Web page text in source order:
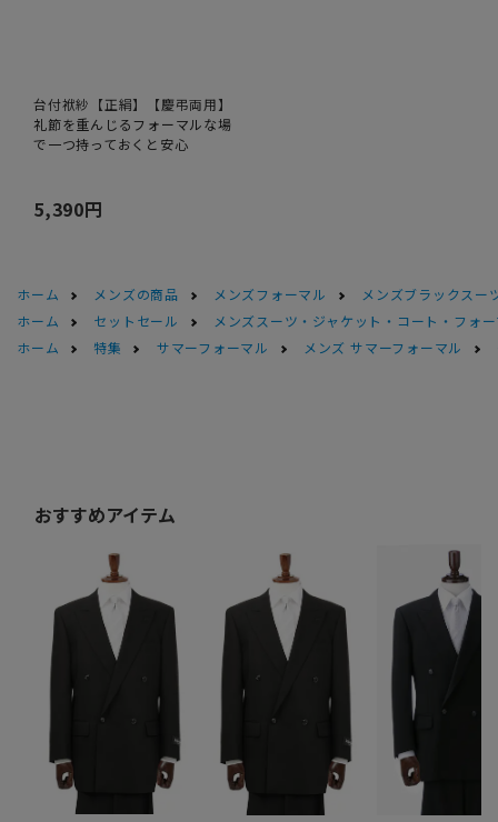
台付袱紗【正絹】【慶弔両用】
礼節を重んじるフォーマルな場
で一つ持っておくと安心
5,390円
ホーム メンズの商品 メンズフォーマル
メンズブラックスー
ホーム
セットセール
メンズスーツ・ジャケット・コート・フォ
ホーム
特集 サマーフォーマル メンズ サマーフォーマル